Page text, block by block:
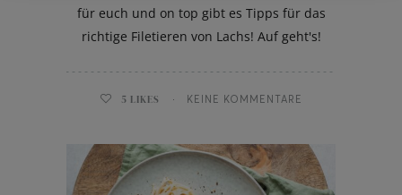
für euch und on top gibt es Tipps für das
richtige Filetieren von Lachs! Auf geht's!
5 LIKES KEINE KOMMENTARE